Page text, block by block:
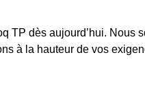
dès aujourd’hui.
à la hauteur de vos